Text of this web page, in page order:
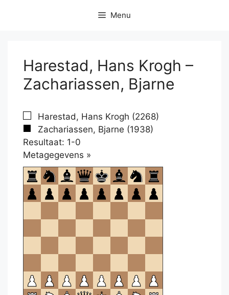
Menu
Harestad, Hans Krogh –
Zachariassen, Bjarne
Harestad, Hans Krogh (2268)
Zachariassen, Bjarne (1938)
Resultaat: 1-0
Metagegevens »
om
te
openen.